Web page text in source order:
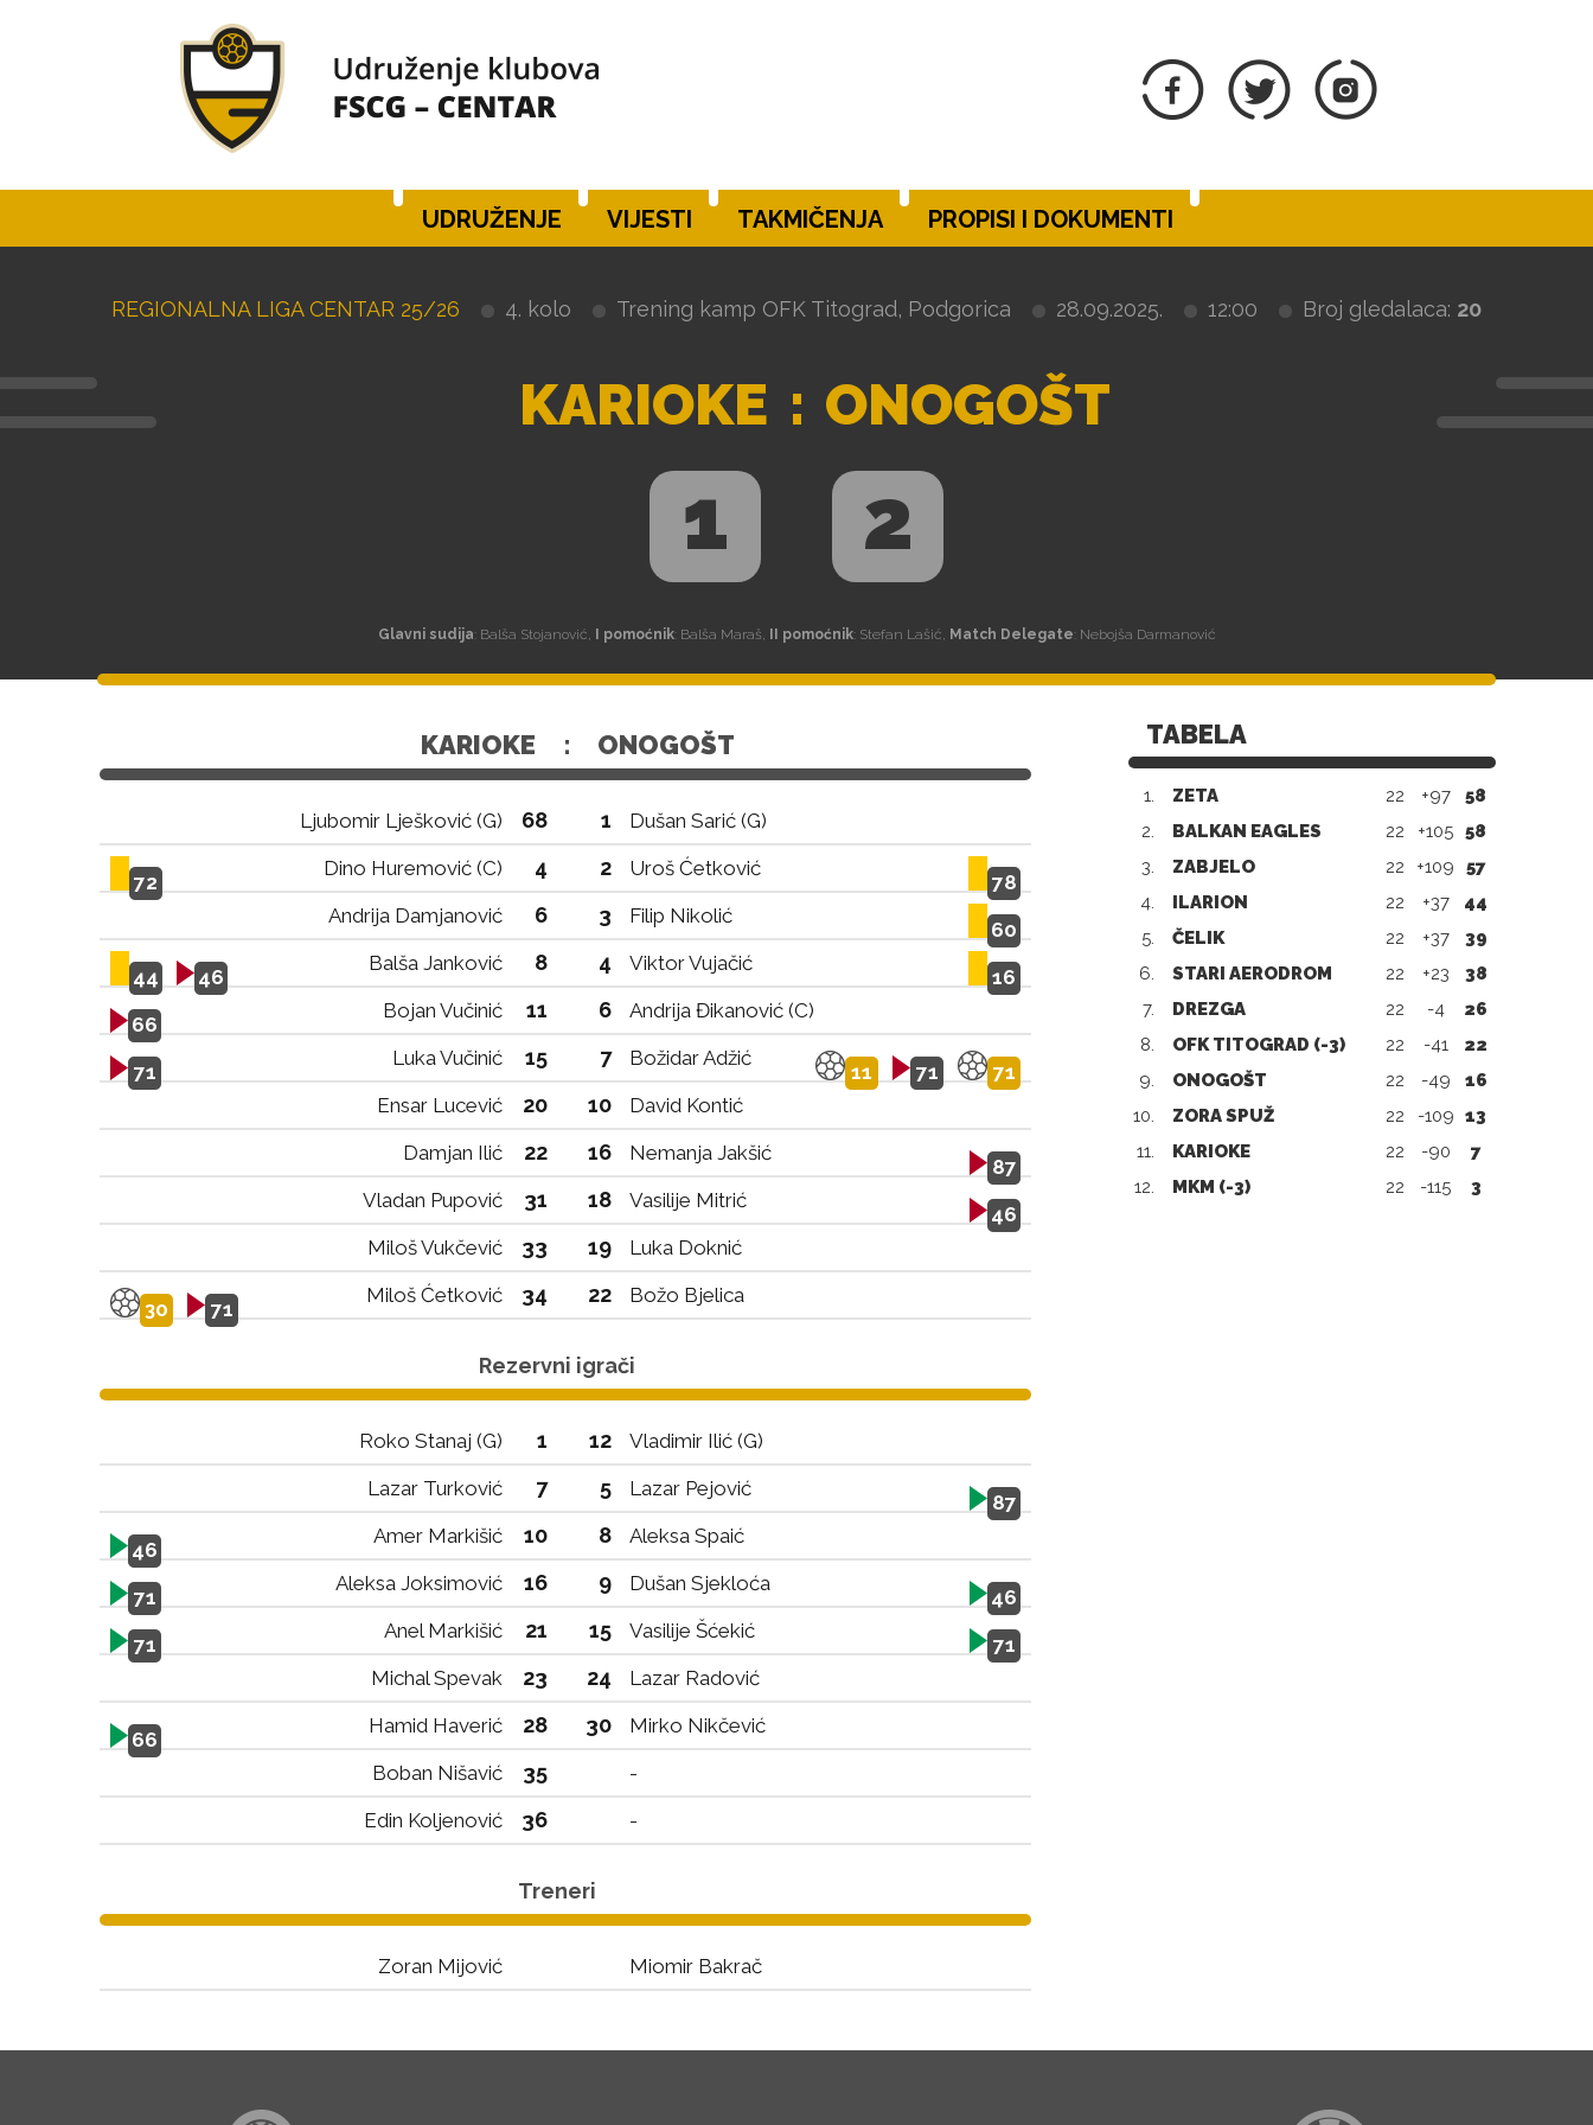
UDRUŽENJE VIJESTI TAKMIČENJA PROPISI I DOKUMENTI
REGIONALNA LIGA CENTAR 25/26 4. kolo Trening kamp OFK Titograd, Podgorica 28.09.2025. 12:00 Broj gledalaca: 20
KARIOKE : ONOGOŠT
1 2
Glavni sudija: Balša Stojanović, I pomoćnik: Balša Maraš, II pomoćnik: Stefan Lašić, Match Delegate: Nebojša Darmanović
KARIOKE : ONOGOŠT
Ljubomir Lješković (G) 68 1 Dušan Sarić (G)
72
Dino Huremović (C) 4 2 Uroš Ćetković
78
Andrija Damjanović
6 3 Filip Nikolić
60
44
46
Balša Janković 8 4 Viktor Vujačić
16
66
Bojan Vučinić 11 6 Andrija Đikanović (C)
71
Luka Vučinić 15 7 Božidar Adžić
11 71
71
Ensar Lucević
20 10
David Kontić
Damjan Ilić
22 16 Nemanja Jakšić
87
Vladan Pupović
31 18 Vasilije Mitrić
46
Miloš Vukčević
33 19 Luka Doknić
30 71
Miloš Ćetković 34 22 Božo Bjelica
Rezervni igrači
Roko Stanaj (G) 1 12
Vladimir Ilić (G)
Lazar Turković
7 5 Lazar Pejović
87
46
Amer Markišić 10 8 Aleksa Spaić
71
Aleksa Joksimović 16 9 Dušan Sjekloća
46
71
Anel Markišić 21 15 Vasilije Šćekić
71
Michal Spevak
23 24 Lazar Radović
66
Hamid Haverić 28 30
Mirko Nikčević
Boban Nišavić
35
-
Edin Koljenović
36 -
Treneri
Zoran Mijović Miomir Bakrač
TABELA
1. ZETA 22 +97
58
2.
BALKAN EAGLES 22 +105 58
3.
ZABJELO 22 +109
57
4.
ILARION 22 +37
44
5.
ČELIK 22 +37
39
6.
STARI AERODROM 22 +23
38
7.
DREZGA 22 -4
26
8.
OFK TITOGRAD (-3) 22 -41
22
9.
ONOGOŠT 22 -49
16
10.
ZORA SPUŽ 22 -109 13
11.
KARIOKE 22 -90
7
12.
MKM (-3) 22 -115 3